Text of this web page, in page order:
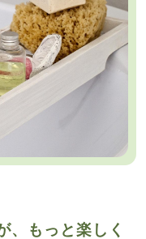
、もっと楽しく